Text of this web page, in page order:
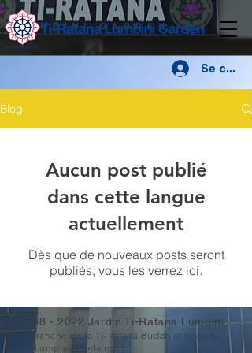
Se
Blog
Aucun post publié
dans cette langue
actuellement
Dès que de nouveaux posts seront
publiés, vous les verrez ici.
© 2008 - 2022 Jardin Ti-Ratana Lumbini
(une branche de la Ti-Ratana Buddhist Society
Kuala Lumpur & Selangor)